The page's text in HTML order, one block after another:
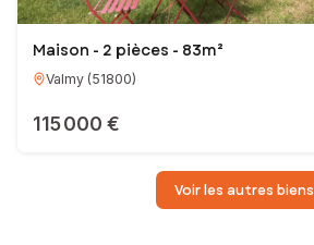
Maison - 2 pièces - 83m²
Valmy (51800)
115 000 €
Voir les autres biens